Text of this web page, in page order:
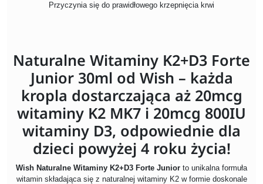
Przyczynia się do prawidłowego krzepnięcia krwi
Naturalne Witaminy K2+D3 Forte
Junior 30ml od Wish – każda
kropla dostarczająca aż 20mcg
witaminy K2 MK7 i 20mcg 800IU
witaminy D3, odpowiednie dla
dzieci powyżej 4 roku życia!
Wish Naturalne Witaminy K2+D3 Forte Junior to unikalna formuła
witamin składająca się z naturalnej witaminy K2 w formie doskonale